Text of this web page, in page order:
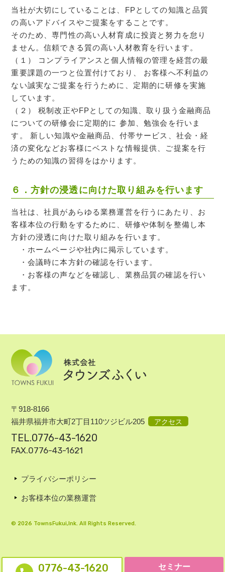
当社が大切にしていることは、FPとしての知識と品質
の高いアドバイスやご提案をすることです。
そのため、専門性の高い人材育成に投資と努力を怠り
ません。信頼できる質の高い人材教育を行います。
（１） コンプライアンスと個人情報の管理を経営の最
重要課題の一つと位置付けており、 お客様へ不利益の
ない誠実なご提案を行うために、定期的に研修を実施
しています。
（２） 税制改正やFPとしての知識、取り扱う金融商品
についての研修会に定期的に 参加、勉強会を行いま
す。 新しい知識や金融商品、付帯サービス、社会・経
済の変化などお客様にベストな情報提供、ご提案を行
うための知識の習得をはかります。
６．方針の浸透に向けた取り組みを行います
当社は、社員があらゆる業務運営を行うにあたり、お
客様本位の行動をするために、研修や体制を整備し本
方針の浸透に向けた取り組みを行います。
・ホームページや社内に掲示しています。
・会議時に本方針の確認を行います。
・お客様の声などを確認し、業務品質の確認を行い
ます。
〒918-8166
福井県福井市大町2丁目110ツジビル205
アクセス
TEL.0776-43-1620
FAX.0776-43-1621
プライバシーポリシー
お客様本位の業務運営
© 2026 TownsFukui,Ink. All Rights Reserved.
0776-43-1620 セミナー